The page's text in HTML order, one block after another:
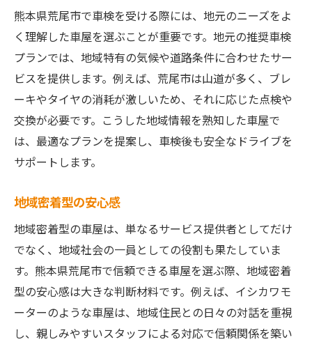
熊本県荒尾市で車検を受ける際には、地元のニーズをよ
く理解した車屋を選ぶことが重要です。地元の推奨車検
プランでは、地域特有の気候や道路条件に合わせたサー
ビスを提供します。例えば、荒尾市は山道が多く、ブレ
ーキやタイヤの消耗が激しいため、それに応じた点検や
交換が必要です。こうした地域情報を熟知した車屋で
は、最適なプランを提案し、車検後も安全なドライブを
サポートします。
地域密着型の安心感
地域密着型の車屋は、単なるサービス提供者としてだけ
でなく、地域社会の一員としての役割も果たしていま
す。熊本県荒尾市で信頼できる車屋を選ぶ際、地域密着
型の安心感は大きな判断材料です。例えば、イシカワモ
ーターのような車屋は、地域住民との日々の対話を重視
し、親しみやすいスタッフによる対応で信頼関係を築い